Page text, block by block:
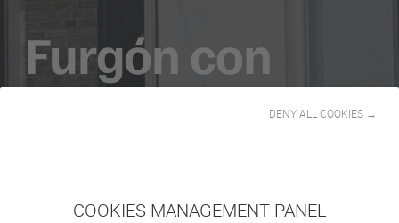
COOKIES MANAGEMENT PANEL
DENY ALL COOKIES →
Furgón con
caja